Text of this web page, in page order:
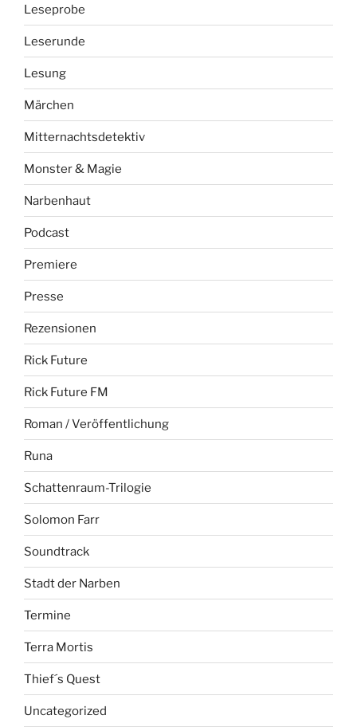
Leseprobe
Leserunde
Lesung
Märchen
Mitternachtsdetektiv
Monster & Magie
Narbenhaut
Podcast
Premiere
Presse
Rezensionen
Rick Future
Rick Future FM
Roman / Veröffentlichung
Runa
Schattenraum-Trilogie
Solomon Farr
Soundtrack
Stadt der Narben
Termine
Terra Mortis
Thief´s Quest
Uncategorized